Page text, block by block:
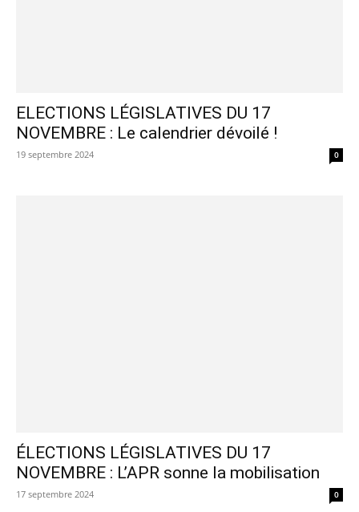
ELECTIONS LÉGISLATIVES DU 17
NOVEMBRE : Le calendrier dévoilé !
19 septembre 2024 0
ÉLECTIONS LÉGISLATIVES DU 17
NOVEMBRE : L’APR sonne la mobilisation
17 septembre 2024 0